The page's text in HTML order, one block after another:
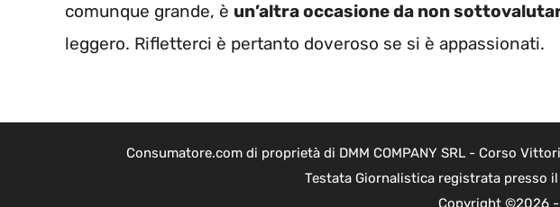
comunque grande, è un’altra occasione da non
leggero. Rifletterci è pertanto doveroso se si è appassionati.
Consumatore.com di proprietà di DMM COMPANY SRL - Corso
Testata Giornalistica registrata presso
Copyright ©2026